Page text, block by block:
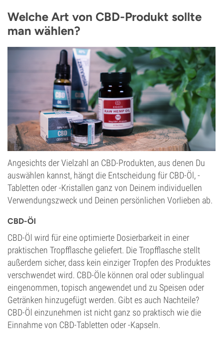
Welche Art von CBD-Produkt sollte
man wählen?
Angesichts der Vielzahl an CBD-Produkten, aus denen Du
auswählen kannst, hängt die Entscheidung für CBD-Öl, -
Tabletten oder -Kristallen ganz von Deinem individuellen
Verwendungszweck und Deinen persönlichen Vorlieben ab.
CBD-Öl
CBD-Öl wird für eine optimierte Dosierbarkeit in einer
praktischen Tropfflasche geliefert. Die Tropfflasche stellt
außerdem sicher, dass kein einziger Tropfen des Produktes
verschwendet wird. CBD-Öle können oral oder sublingual
eingenommen, topisch angewendet und zu Speisen oder
Getränken hinzugefügt werden. Gibt es auch Nachteile?
CBD-Öl einzunehmen ist nicht ganz so praktisch wie die
Einnahme von CBD-Tabletten oder -Kapseln.